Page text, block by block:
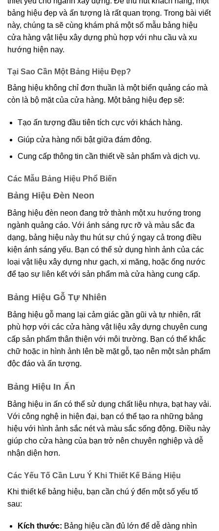
bảng hiệu đẹp và ấn tượng là rất quan trọng. Trong bài viết
này, chúng ta sẽ cùng khám phá một số mẫu bảng hiệu
cửa hàng vật liệu xây dựng phù hợp với nhu cầu và xu
hướng hiện nay.
Tại Sao Cần Một Bảng Hiệu Đẹp?
Bảng hiệu không chỉ đơn thuần là một biển quảng cáo mà
còn là bộ mặt của cửa hàng. Một bảng hiệu đẹp sẽ:
Tạo ấn tượng đầu tiên tích cực với khách hàng.
Giúp cửa hàng nổi bật giữa đám đông.
Cung cấp thông tin cần thiết về sản phẩm và dịch vụ.
Các Mẫu Bảng Hiệu Phổ Biến
Bảng Hiệu Đèn Neon
Bảng hiệu đèn neon đang trở thành một xu hướng trong
ngành quảng cáo. Với ánh sáng rực rỡ và màu sắc đa
dạng, bảng hiệu này thu hút sự chú ý ngay cả trong điều
kiện ánh sáng yếu. Bạn có thể sử dụng hình ảnh của các
loại vật liệu xây dựng như gạch, xi măng, hoặc ống nước
để tạo sự liên kết với sản phẩm mà cửa hàng cung cấp.
Bảng Hiệu Gỗ Tự Nhiên
Bảng hiệu gỗ mang lại cảm giác gần gũi và tự nhiên, rất
phù hợp với các cửa hàng vật liệu xây dựng chuyên cung
cấp sản phẩm thân thiện với môi trường. Bạn có thể khắc
chữ hoặc in hình ảnh lên bề mặt gỗ, tạo nên một sản phẩm
độc đáo và ấn tượng.
Bảng Hiệu In Ấn
Bảng hiệu in ấn có thể sử dụng chất liệu nhựa, bạt hay vải.
Với công nghệ in hiện đại, bạn có thể tạo ra những bảng
hiệu với hình ảnh sắc nét và màu sắc sống động. Điều này
giúp cho cửa hàng của bạn trở nên chuyên nghiệp và dễ
nhận diện hơn.
Các Yếu Tố Cần Lưu Ý Khi Thiết Kế Bảng Hiệu
Khi thiết kế bảng hiệu, bạn cần chú ý đến một số yếu tố
sau:
Kích thước: Bảng hiệu cần đủ lớn để dễ dàng nhìn